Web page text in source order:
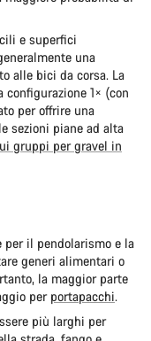
e superfici
una
alle bici da corsa. La
1× (con
per offrire una
sezioni piane ad alta
gruppi per gravel in
per il pendolarismo e la
generi alimentari o
la maggior parte
per portapacchi.
più larghi per